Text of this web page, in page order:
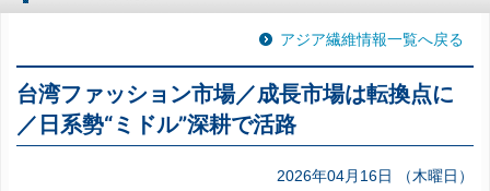
アジア繊維情報一覧へ戻る
台湾ファッション市場／成長市場は転換点に
／日系勢“ミドル”深耕で活路
2026年04月16日 （木曜日）